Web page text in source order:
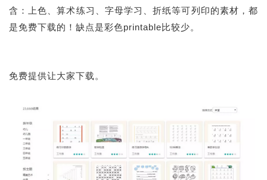
含：上色、算术练习、字母学习、折纸等可列印的素材，都
是免费下载的！缺点是彩色printable比较少。
免费提供让大家下载。